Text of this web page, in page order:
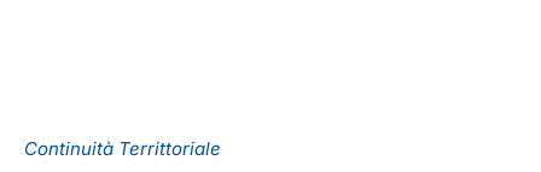
Continuità Territtoriale